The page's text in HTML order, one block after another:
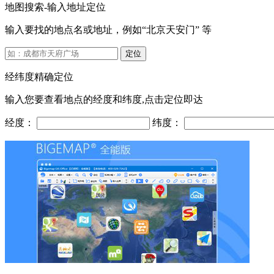
地图搜索-输入地址定位
输入要找的地点名或地址，例如“北京天安门” 等
定位
经纬度精确定位
输入您要查看地点的经度和纬度,点击定位即达
经度： 纬度：